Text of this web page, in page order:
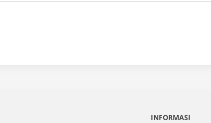
INFORMASI